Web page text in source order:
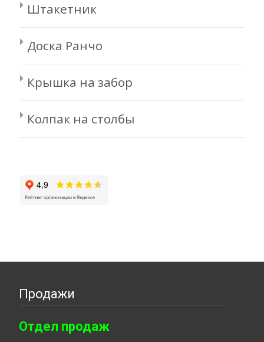
Штакетник
Доска Ранчо
Крышка на забор
Колпак на столбы
Продажи
Отдел продаж